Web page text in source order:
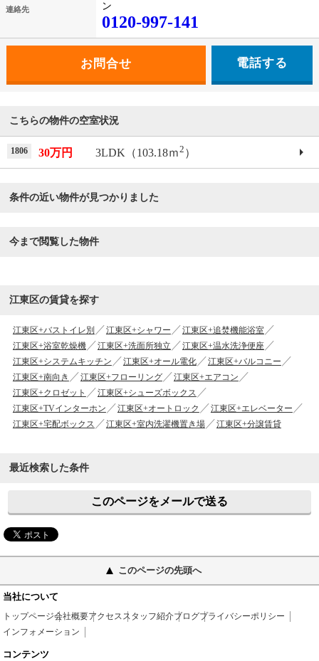
連絡先
ン
0120-997-141
電話する
こちらの物件の空室状況
1806 30万円 3LDK（103.18ｍ2 ）
条件の近い物件が見つかりました
今まで閲覧した物件
江東区の賃貸を探す
江東区+バストイレ別 江東区+シャワー
江東区+追焚機能浴室
江東区+浴室乾燥機
江東区+洗面所独立
江東区+温水洗浄便座
江東区+システムキッチン
江東区+オール電化
江東区+バルコニー
江東区+南向き
江東区+フローリング
江東区+エアコン
江東区+クロゼット
江東区+シューズボックス
江東区+TVインターホン
江東区+オートロック
江東区+エレベーター
江東区+宅配ボックス
江東区+室内洗濯機置き場 江東区+分譲賃貸
最近検索した条件
このページをメールで送る
このページの先頭へ
当社について
トップページ会社概要アクセススタッフ紹介ブログプライバシーポリシー
インフォメーション
コンテンツ